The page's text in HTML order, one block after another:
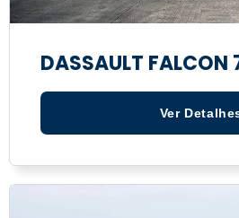
DASSAULT FALCON
Ver